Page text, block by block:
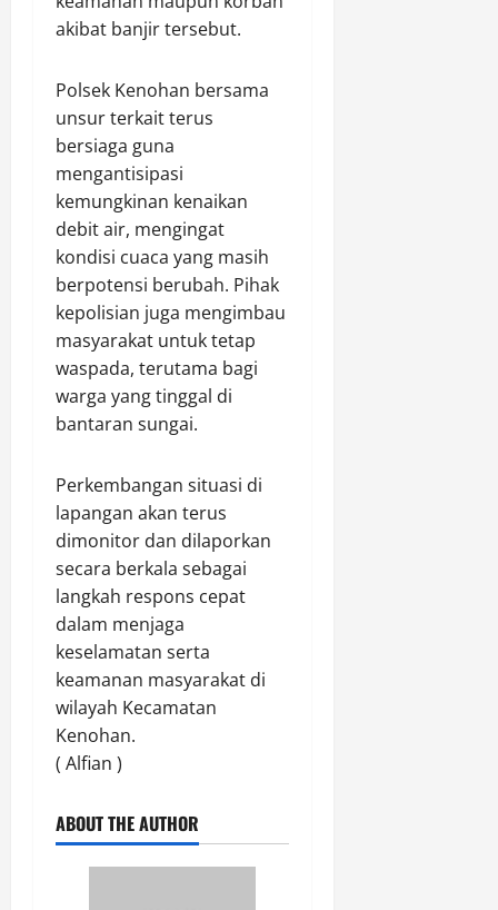
akibat banjir tersebut.
Polsek Kenohan bersama
unsur terkait terus
bersiaga guna
mengantisipasi
kemungkinan kenaikan
debit air, mengingat
kondisi cuaca yang masih
berpotensi berubah. Pihak
kepolisian juga mengimbau
masyarakat untuk tetap
waspada, terutama bagi
warga yang tinggal di
bantaran sungai.
Perkembangan situasi di
lapangan akan terus
dimonitor dan dilaporkan
secara berkala sebagai
langkah respons cepat
dalam menjaga
keselamatan serta
keamanan masyarakat di
wilayah Kecamatan
Kenohan.
( Alfian )
ABOUT THE AUTHOR